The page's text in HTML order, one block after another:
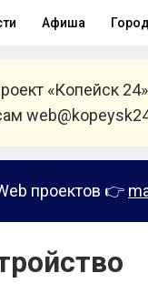
Афиша
«Копейск
проектов 👉